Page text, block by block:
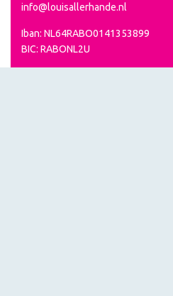
info@louisallerhande.nl
Iban: NL64RABO0141353899
BIC: RABONL2U